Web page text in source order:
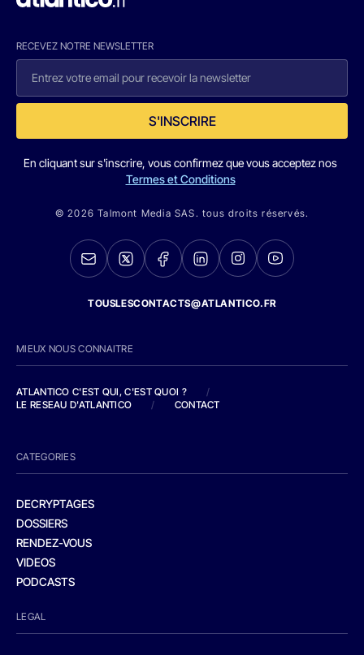
RECEVEZ NOTRE NEWSLETTER
S'INSCRIRE
En cliquant sur s'inscrire, vous confirmez que vous acceptez nos
Termes et Conditions
© 2026 Talmont Media SAS. tous droits réservés.
TOUSLESCONTACTS@ATLANTICO.FR
MIEUX NOUS CONNAITRE
ATLANTICO C'EST QUI, C'EST QUOI ?
/
LE RESEAU D'ATLANTICO
/ CONTACT
CATEGORIES
DECRYPTAGES
DOSSIERS
RENDEZ-VOUS
VIDEOS
PODCASTS
LEGAL